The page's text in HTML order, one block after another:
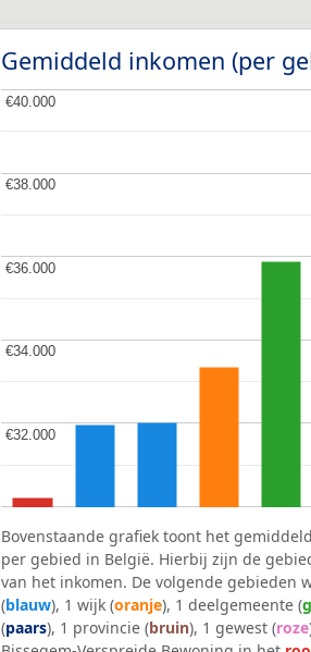
Gemiddeld inkomen (per
€32.000
€32.000
€34.000
€34.000
€36.000
€36.000
€38.000
€38.000
€40.000
€40.000
Bovenstaande grafiek toont het
per gebied in België. Hierbij zijn de
van het inkomen. De volgende gebieden
(blauw), 1 wijk (oranje), 1 deelgemeente (
(paars), 1 provincie (bruin), 1 gewest (roze